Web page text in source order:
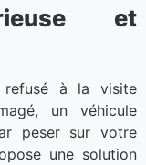
et
refusé à la visite
un véhicule
peser sur votre
une solution